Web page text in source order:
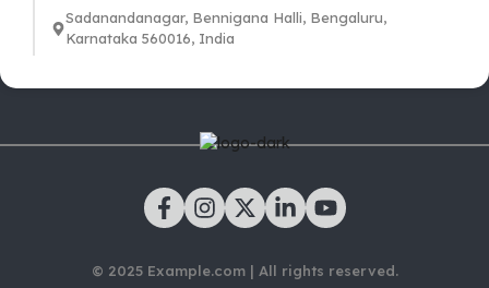
Sadanandanagar, Bennigana Halli, Bengaluru,
Karnataka 560016, India
© 2025 Example.com | All rights reserved.